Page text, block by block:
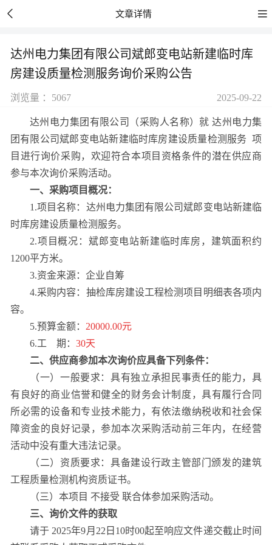
 文章详情 
达州电力集团有限公司斌郎变电站新建临时库
房建设质量检测服务询价采购公告
浏览量 ：5067 2025-09-22
达州电力集团有限公司（采购人名称）就 达州电力集
团有限公司斌郎变电站新建临时库房建设质量检测服务 项
目进行询价采购，欢迎符合本项目资格条件的潜在供应商
参与本次询价采购活动。
一、采购项目概况：
1.项目名称：达州电力集团有限公司斌郎变电站新建临
时库房建设质量检测服务。
2.项目概况：斌郎变电站新建临时库房，建筑面积约
1200平方米。
3.资金来源：企业自筹
4.采购内容：抽检库房建设工程检测项目明细表各项内
容。
5.预算金额： 20000.00元
6.工 期： 30天
二、供应商参加本次询价应具备下列条件：
（一）一般要求：具有独立承担民事责任的能力，具
有良好的商业信誉和健全的财务会计制度，具有履行合同
所必需的设备和专业技术能力，有依法缴纳税收和社会保
障资金的良好记录，参加本次采购活动前三年内，在经营
活动中没有重大违法记录。
（二）资质要求：具备建设行政主管部门颁发的建筑
工程质量检测机构资质证书。
（三）本项目 不接受 联合体参加采购活动。
三、询价文件的获取
请于 2025年9月22日10时00起至响应文件递交截止时间